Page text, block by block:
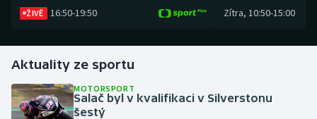
Golf
Gymnastika
ŽIVĚ 16:50-19:50 Zítra, 10:50-15:00
Aktuality ze sportu
MOTORSPORT
Salač byl v kvalifikaci v Silverstonu
šestý